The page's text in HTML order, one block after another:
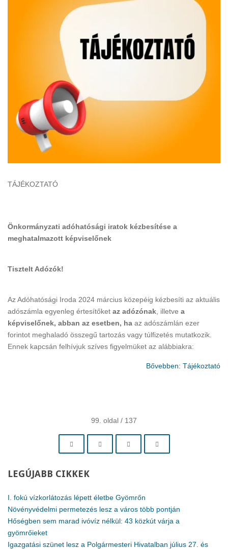
TÁJÉKOZTATÓ
Önkormányzati adóhatósági iratok kézbesítése a
meghatalmazott képviselőnek
Tisztelt Adózók!
Az Adóhatósági Iroda 2024 március közepéig kézbesíti az aktuális
adószámla egyenleg értesítőket az adózónak , illetve a
képviselőnek, abban az esetben, ha az adószámlán ezer
forintot meghaladó összegű tartozás vagy túlfizetés mutatkozik.
Ennek kapcsán felhívjuk szíves figyelmüket az alábbiakra:
Bővebben: Tájékoztató
99. oldal / 137
LEGÚJABB CIKKEK
I. fokú vízkorlátozás lépett életbe Gyömrőn
Növényvédelmi permetezés lesz a város több pontján
Hőségben sem marad ivóvíz nélkül: 43 közkút várja a
gyömrőieket
Igazgatási szünet lesz a Polgármesteri Hivatalban július 27. és